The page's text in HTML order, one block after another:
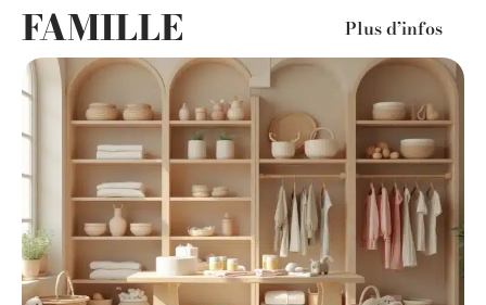
FAMILLE Plus d’infos